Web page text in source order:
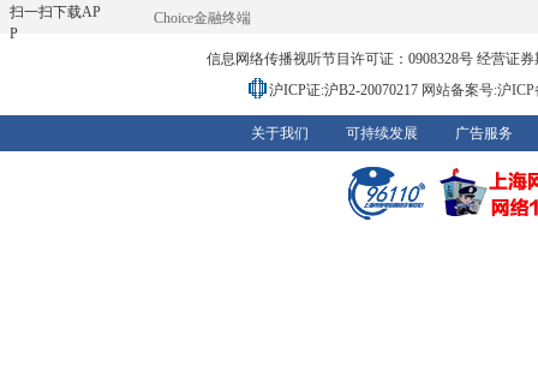
扫一扫下载AP
P
Choice金融终端
信息网络传播视听节目许可证：0908328号 经营证
沪ICP证:沪B2-20070217 网站备案号:沪
关于我们 可持续发展 广告服务